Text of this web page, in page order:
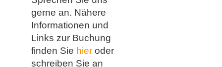
gerne an. Nähere
Informationen und
Links zur Buchung
finden Sie hieroder
schreiben Sie an